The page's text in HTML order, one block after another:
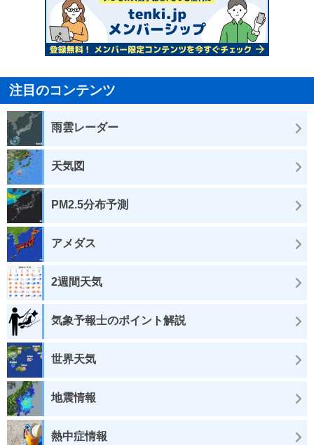
注目のコンテンツ
雨雲レーダー
天気図
PM2.5分布予測
アメダス
2週間天気
気象予報士のポイント解説
世界天気
地震情報
熱中症情報